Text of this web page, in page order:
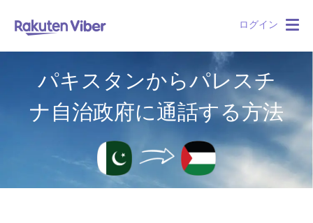
ログイン
パキスタンからパレスチ
ナ自治政府に通話する方法